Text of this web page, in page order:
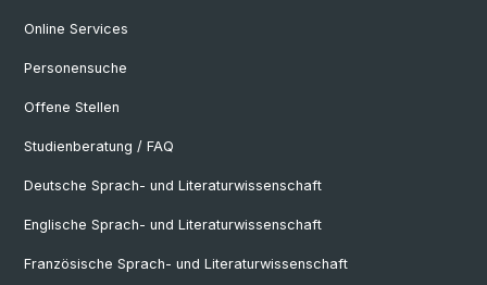
Online Services
Personensuche
Offene Stellen
Studienberatung / FAQ
Deutsche Sprach- und Literaturwissenschaft
Englische Sprach- und Literaturwissenschaft
Französische Sprach- und Literaturwissenschaft